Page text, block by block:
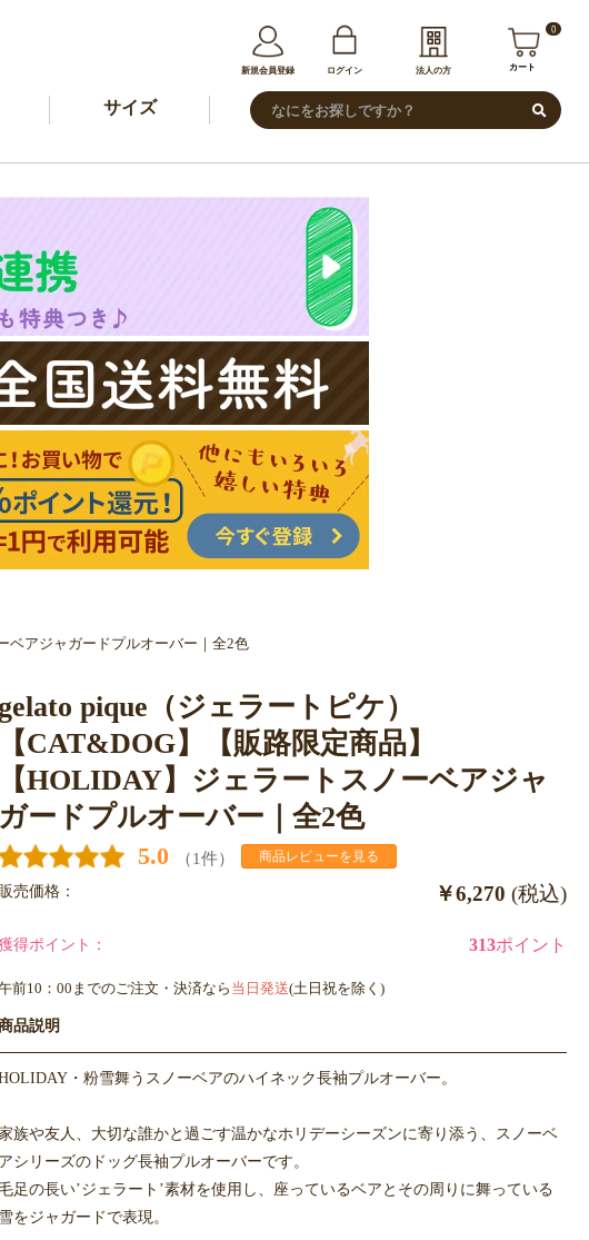
新規会員登録 ログイン 法人の方
0
カート
サイズ
ベアジャガードプルオーバー｜全2色
gelato pique（ジェラートピケ）
【CAT&DOG】【販路限定商品】
【HOLIDAY】ジェラートスノーベアジャ
ガードプルオーバー｜全2色
5.0 （1件） 商品レビューを見る
売価格： ￥6,270 (税込)
得ポイント： 313ポイント
前10：00までのご注文・決済なら 当日発送(土日祝を除く)
品説明
・粉雪舞うスノーベアのハイネック長袖プルオーバー。
族や友人、大切な誰かと過ごす温かなホリデーシーズンに寄り添う、スノーベ
アシリーズのドッグ長袖プルオーバーです。
足の長い’ジェラート’素材を使用し、座っているベアとその周りに舞っている
雪をジャガードで表現。